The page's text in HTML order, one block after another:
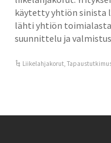
käytetty yhtiön sinista
lähti yhtiön
suunnittelu ja
Liikelahjakorut ,